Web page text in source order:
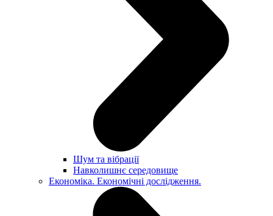
Шум та вібрації
Навколишнє середовище
Економіка. Економічні дослідження.